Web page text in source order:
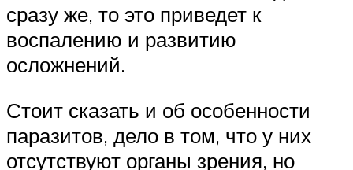
сразу же, то это приведет к
воспалению и развитию
осложнений.
Стоит сказать и об особенности
паразитов, дело в том, что у них
отсутствуют органы зрения, но